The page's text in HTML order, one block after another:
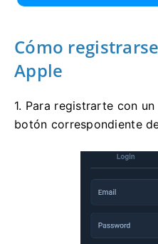
Cómo
Apple
1. Para registrarte con
botón correspondiente